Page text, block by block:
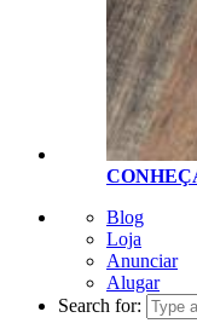
Blog
Loja
Anunciar
Alugar
Search for: